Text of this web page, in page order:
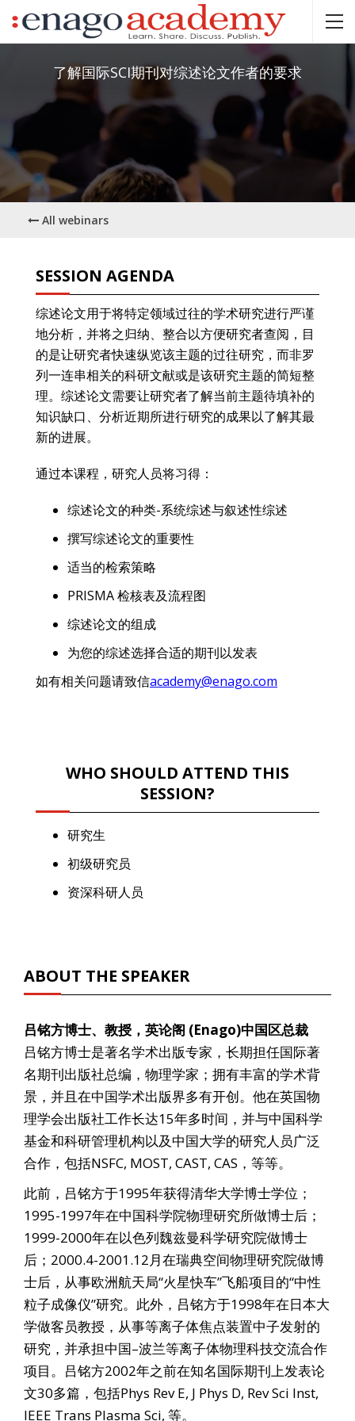
了解国际SCI期刊对综述论文作者的要求
All webinars
SESSION AGENDA
综述论文用于将特定领域过往的学术研究进行严谨
地分析，并将之归纳、整合以方便研究者查阅，目
的是让研究者快速纵览该主题的过往研究，而非罗
列一连串相关的科研文献或是该研究主题的简短整
理。综述论文需要让研究者了解当前主题待填补的
知识缺口、分析近期所进行研究的成果以了解其最
新的进展。
通过本课程，研究人员将习得：
综述论文的种类-系统综述与叙述性综述
撰写综述论文的重要性
适当的检索策略
PRISMA 检核表及流程图
综述论文的组成
为您的综述选择合适的期刊以发表
如有相关问题请致信academy@enago.com
WHO SHOULD ATTEND THIS
SESSION?
研究生
初级研究员
资深科研人员
ABOUT THE SPEAKER
吕铭方博士、教授，英论阁 (Enago)中国区总裁
吕铭方博士是著名学术出版专家，长期担任国际著
名期刊出版社总编，物理学家；拥有丰富的学术背
景，并且在中国学术出版界多有开创。他在英国物
理学会出版社工作长达15年多时间，并与中国科学
基金和科研管理机构以及中国大学的研究人员广泛
合作，包括NSFC, MOST, CAST, CAS，等等。
此前，吕铭方于1995年获得清华大学博士学位；
1995-1997年在中国科学院物理研究所做博士后；
1999-2000年在以色列魏兹曼科学研究院做博士
后；2000.4-2001.12月在瑞典空间物理研究院做博
士后，从事欧洲航天局“火星快车”飞船项目的“中性
粒子成像仪”研究。此外，吕铭方于1998年在日本大
学做客员教授，从事等离子体焦点装置中子发射的
研究，并承担中国–波兰等离子体物理科技交流合作
项目。吕铭方2002年之前在知名国际期刊上发表论
文30多篇，包括Phys Rev E, J Phys D, Rev Sci Inst,
IEEE Trans Plasma Sci, 等。